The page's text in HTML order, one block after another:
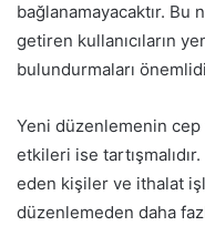
bağlanamayacaktır. Bu
getiren kullanıcıların
bulundurmaları
Yeni düzenlemenin cep
etkileri ise
eden kişiler ve ithalat
düzenlemeden daha